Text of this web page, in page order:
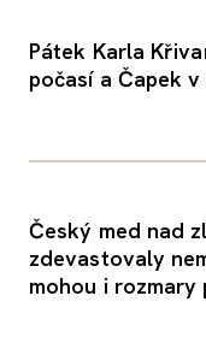
Pátek Karla
počasí a Čapek
Český med nad
zdevastovaly
mohou i rozmary